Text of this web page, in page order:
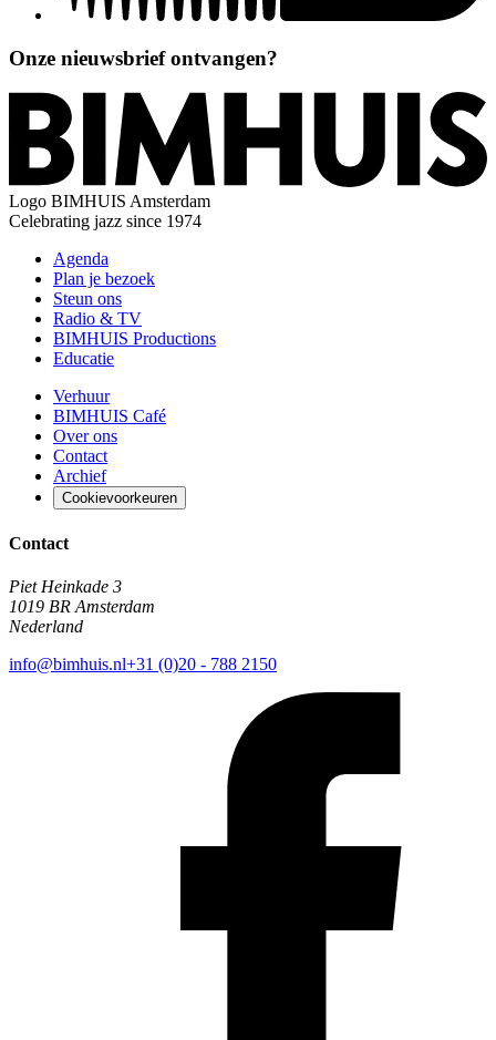
Onze nieuwsbrief ontvangen?
Logo BIMHUIS Amsterdam
Celebrating jazz since 1974
Agenda
Plan je bezoek
Steun ons
Radio & TV
BIMHUIS Productions
Educatie
Verhuur
BIMHUIS Café
Over ons
Contact
Archief
Cookievoorkeuren
Contact
Piet Heinkade 3
1019 BR Amsterdam
Nederland
info@bimhuis.nl+31 (0)20 - 788 2150